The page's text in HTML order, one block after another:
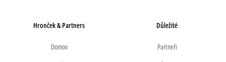
Hronček & Partners
Domov
Důležité
Partneři